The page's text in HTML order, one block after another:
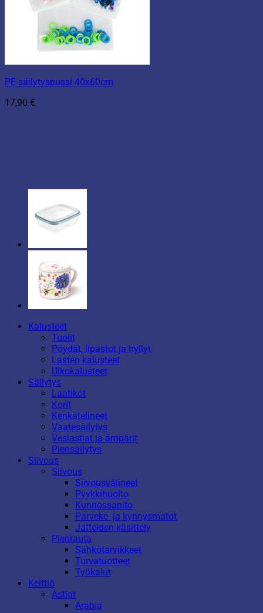
PE säilytyspussi 40x60cm
17,90 €
Kalusteet
Tuolit
Pöydät, lipastot ja hyllyt
Lasten kalusteet
Ulkokalusteet
Säilytys
Laatikot
Korit
Kenkätelineet
Vaatesäilytys
Vesiastiat ja ämpärit
Piensäilytys
Siivous
Siivous
Siivousvälineet
Pyykkihuolto
Kunnossapito
Parveke- ja kynnysmatot
Jätteiden käsittely
Pienrauta
Sähkötarvikkeet
Turvatuotteet
Työkalut
Keittiö
Astiat
Arabia